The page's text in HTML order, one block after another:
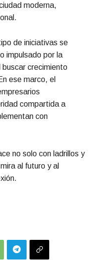
moderna,
de iniciativas se
impulsado por la
buscar crecimiento
ese marco, el
compartida a
con
no solo con ladrillos y
al futuro y al